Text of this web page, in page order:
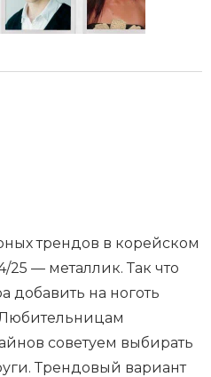
трендов в корейском
— металлик. Так что
добавить на ноготь
советуем выбирать
Трендовый вариант